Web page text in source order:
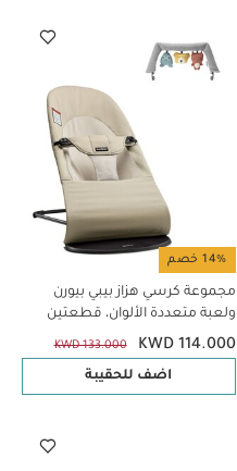
14% خصم
مجموعة كرسي هزاز بيبي بيورن
ولعبة متعددة الألوان، قطعتين
KWD 114.000
KWD 133.000
اضف للحقيبة